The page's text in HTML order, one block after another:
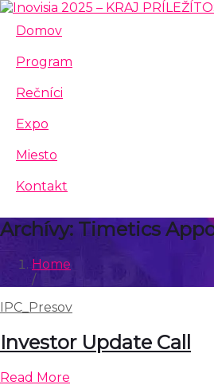
Domov
Program
Rečníci
Expo
Miesto
Kontakt
Archívy: Timetics
Home
/
IPC_Presov
Investor Update Call
Read More